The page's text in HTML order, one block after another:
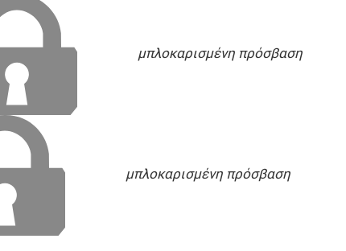
μπλοκαρισμένη πρόσβαση
μπλοκαρισμένη πρόσβαση